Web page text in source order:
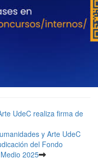
UdeC realiza firma de
y Arte UdeC
del Fondo
2025